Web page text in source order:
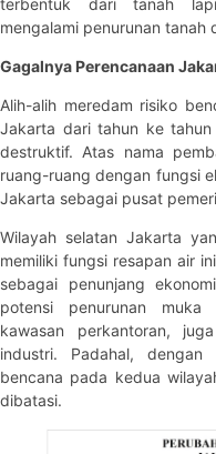
mengalami penurunan tanah
Gagalnya Perencanaan
Alih-alih meredam risiko
Jakarta dari tahun ke
destruktif. Atas nama
ruang-ruang dengan fungsi
Jakarta sebagai pusat
Wilayah selatan Jakarta
memiliki fungsi resapan air
sebagai penunjang
potensi penurunan muka
kawasan perkantoran,
industri. Padahal, dengan
bencana pada kedua
dibatasi.